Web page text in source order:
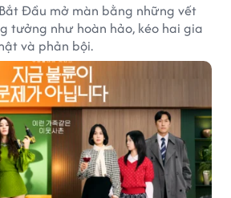
Đầu mở màn bằng những vết
tưởng như hoàn hảo, kéo hai gia
và phản bội.